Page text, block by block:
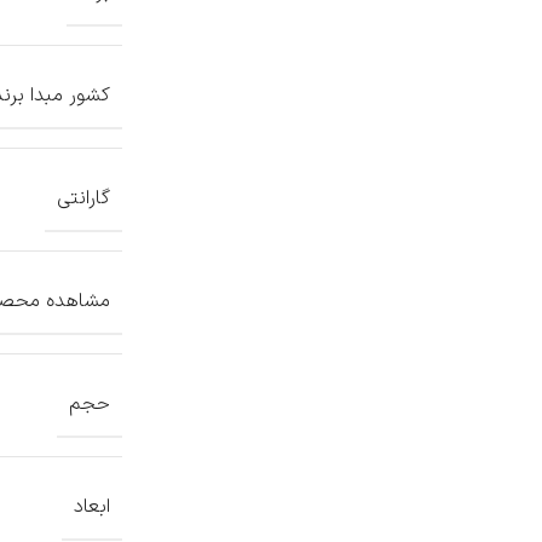
کشور مبدا
گارانتی
مشاهده
حجم
ابعاد